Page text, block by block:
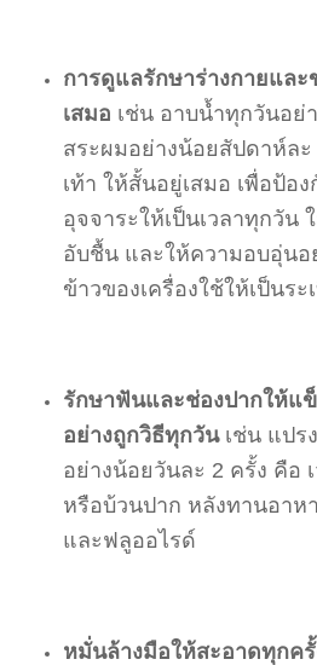
การดูแลรักษาร่างกายแล
เสมอ เช่น อาบน้ำทุกวันอย่
สระผมอย่างน้อยสัปดาห์ละ
เท้า ให้สั้นอยู่เสมอ เพื่อป้อ
อุจจาระให้เป็นเวลาทุกวัน
อับชื้น และให้ความอบอุ่นอ
ข้าวของเครื่องใช้ให้เป็นระ
รักษาฟันและช่องปากให้แ
อย่างถูกวิธีทุกวันเช่น แปร
อย่างน้อยวันละ 2 ครั้ง คือ
หรือบ้วนปาก หลังทานอาห
และฟลูออไรด์
หมั่นล้างมือให้สะอาดทุกค